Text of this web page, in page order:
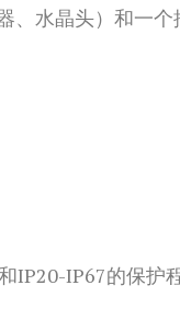
、水晶头）和一
IP20-IP67的保护